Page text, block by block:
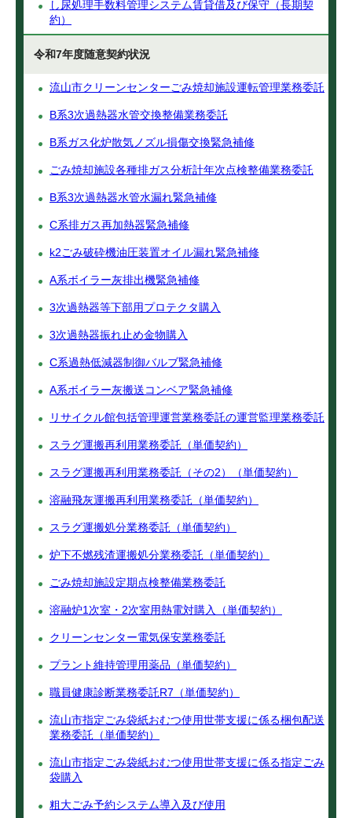
し尿処理手数料管理システム賃貸借及び保守（長期契
約）
令和7年度随意契約状況
流山市クリーンセンターごみ焼却施設運転管理業務委託
B系3次過熱器水管交換整備業務委託
B系ガス化炉散気ノズル損傷交換緊急補修
ごみ焼却施設各種排ガス分析計年次点検整備業務委託
B系3次過熱器水管水漏れ緊急補修
C系排ガス再加熱器緊急補修
k2ごみ破砕機油圧装置オイル漏れ緊急補修
A系ボイラー灰排出機緊急補修
3次過熱器等下部用プロテクタ購入
3次過熱器振れ止め金物購入
C系過熱低減器制御バルブ緊急補修
A系ボイラー灰搬送コンベア緊急補修
リサイクル館包括管理運営業務委託の運営監理業務委託
スラグ運搬再利用業務委託（単価契約）
スラグ運搬再利用業務委託（その2）（単価契約）
溶融飛灰運搬再利用業務委託（単価契約）
スラグ運搬処分業務委託（単価契約）
炉下不燃残渣運搬処分業務委託（単価契約）
ごみ焼却施設定期点検整備業務委託
溶融炉1次室・2次室用熱電対購入（単価契約）
クリーンセンター電気保安業務委託
プラント維持管理用薬品（単価契約）
職員健康診断業務委託R7（単価契約）
流山市指定ごみ袋紙おむつ使用世帯支援に係る梱包配送
業務委託（単価契約）
流山市指定ごみ袋紙おむつ使用世帯支援に係る指定ごみ
袋購入
粗大ごみ予約システム導入及び使用